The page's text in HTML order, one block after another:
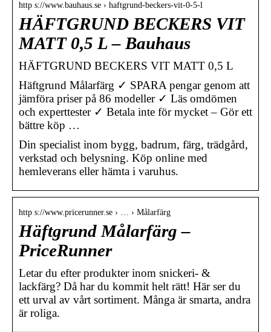
http s://www.bauhaus.se › haftgrund-beckers-vit-0-5-l
HÄFTGRUND BECKERS VIT
MATT 0,5 L – Bauhaus
HÄFTGRUND BECKERS VIT MATT 0,5 L
Häftgrund Målarfärg ✓ SPARA pengar genom att
jämföra priser på 86 modeller ✓ Läs omdömen
och experttester ✓ Betala inte för mycket – Gör ett
bättre köp …
Din specialist inom bygg, badrum, färg, trädgård,
verkstad och belysning. Köp online med
hemleverans eller hämta i varuhus.
http s://www.pricerunner.se › … › Målarfärg
Häftgrund Målarfärg –
PriceRunner
Letar du efter produkter inom snickeri- &
lackfärg? Då har du kommit helt rätt! Här ser du
ett urval av vårt sortiment. Många är smarta, andra
är roliga.